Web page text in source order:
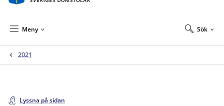
Sök
Meny
2021
Lyssna på sidan